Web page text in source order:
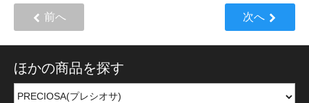
前へ 次へ
ほかの商品を探す